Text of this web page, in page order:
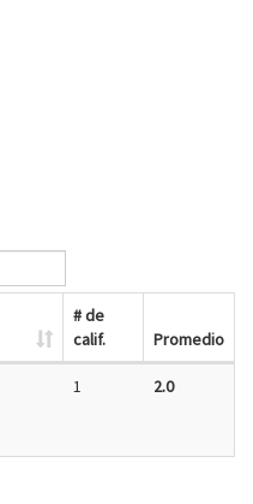
# de
calif.
Promedio
1 2.0